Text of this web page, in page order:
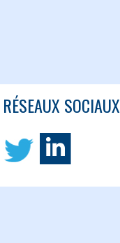
RÉSEAUX SOCIAUX